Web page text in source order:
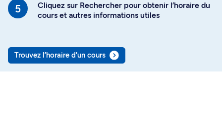
Cliquez sur Rechercher pour obtenir l’horaire du
cours et autres informations utiles
Trouvez l’horaire d’un cours